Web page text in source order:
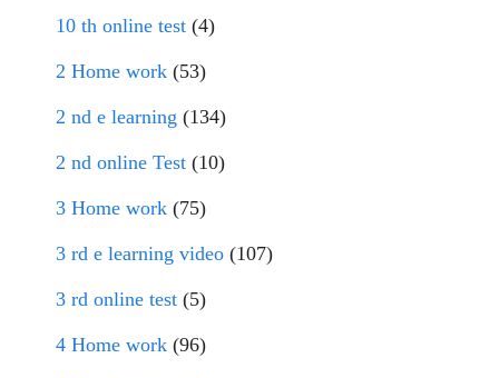
10 th online test (4)
2 Home work (53)
2 nd e learning (134)
2 nd online Test (10)
3 Home work (75)
3 rd e learning video (107)
3 rd online test (5)
4 Home work (96)